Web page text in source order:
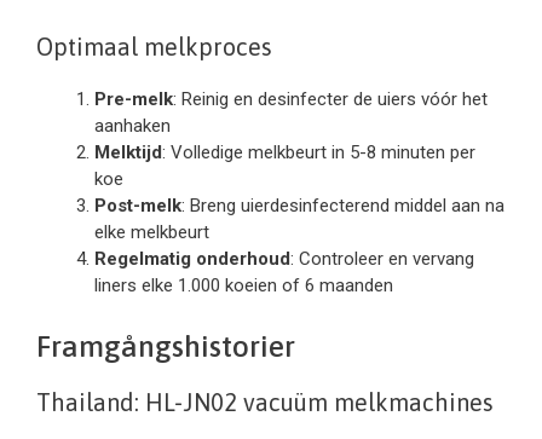
Optimaal melkproces
Pre-melk: Reinig en desinfecter de uiers vóór het
aanhaken
Melktijd: Volledige melkbeurt in 5-8 minuten per
koe
Post-melk: Breng uierdesinfecterend middel aan na
elke melkbeurt
Regelmatig onderhoud: Controleer en vervang
liners elke 1.000 koeien of 6 maanden
Framgångshistorier
Thailand: HL-JN02 vacuüm melkmachines